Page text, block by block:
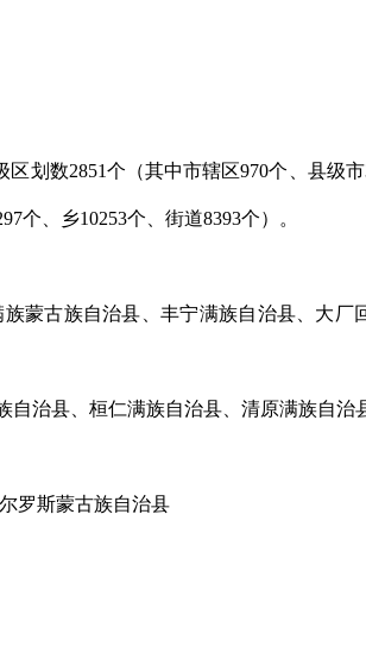
数2851个（其中市辖区970个、县级市
个、乡10253个、街道8393个）。
蒙古族自治县、丰宁满族自治县、大厂
治县、桓仁满族自治县、清原满族自治
罗斯蒙古族自治县